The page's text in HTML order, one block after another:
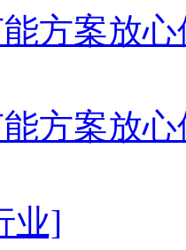
方案放
方案放
业]